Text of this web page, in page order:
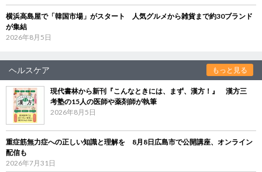
横浜高島屋で「韓国市場」がスタート 人気グルメから雑貨まで約30ブランド
が集結
2026年8月5日
ヘルスケア もっと見る
現代書林から新刊『こんなときには、まず、漢方！』 漢方三
考塾の15人の医師や薬剤師が執筆
2026年8月5日
重症筋無力症への正しい知識と理解を 8月8日広島市で公開講座、オンライン
配信も
2026年7月31日